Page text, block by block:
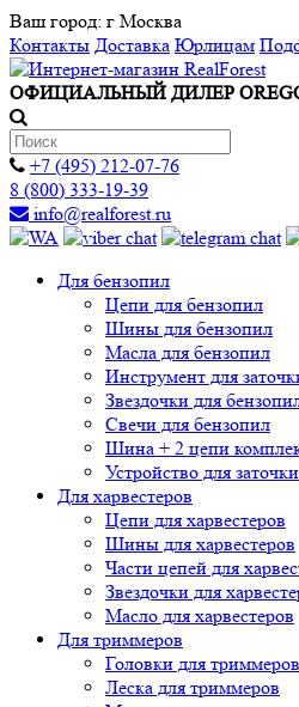
Ваш город: г Москва
Контакты Доставка Юрлицам
ОФИЦИАЛЬНЫЙ ДИЛЕР
+7 (495) 212-07-76
8 (800) 333-19-39
info@realforest.ru
Для бензопил
Цепи для бензопил
Шины для бензопил
Масла для бензопил
Инструмент для
Звездочки для
Свечи для бензопил
Шина + 2 цепи
Устройство для
Для харвестеров
Цепи для харвестеров
Шины для харвестеров
Части цепей для
Звездочки для
Масло для харвестеров
Для триммеров
Головки для триммеров
Леска для триммеров